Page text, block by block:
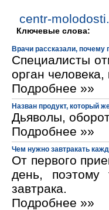
centr-
Ключевые слова:
Врачи рассказали, почему
Специалисты
орган
Подробнее »»
Назван продукт, который
Дьяволы,
Подробнее »»
Чем нужно завтракать
От первого
день, поэтому
завтрака.
Подробнее »»